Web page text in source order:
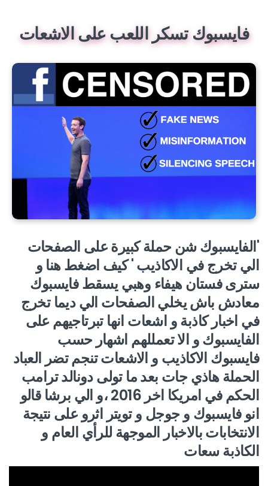
فايسبوك تسكر اللعب على الاشعات
'الفايسبوك شن حملة كبيرة على الصفحات
الي تخرج في الاكاذيب ' كيف اضغط هنا و
سترى فستان هيفاء وهبي يسقط فايسبوك
معادش باش يخلي الصفحات الي ديما تخرج
في اخبار كاذبة و اشعات انها تبرتاجيهم على
الفايسبوك و الا تعمللهم اشهار حسب
فايسبوك الاكاذيب و الاشعات تنجم تضر العباد
الحملة هاذي جات بعد ما تولى دونالد ترامب
الحكم في امريكا اخر 2016 ،و الي برشا قالو
انو فايسبوك و جوجل و تويتر اثرو على نتيجة
الانتخابات بالاخبار الموجهة للرأي العام و
الكاذبة سعات